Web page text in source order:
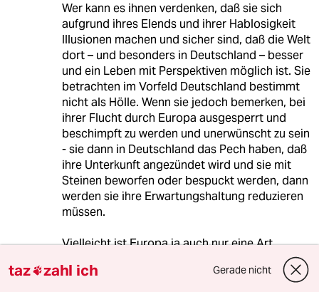
Wer kann es ihnen verdenken, daß sie sich
aufgrund ihres Elends und ihrer Hablosigkeit
Illusionen machen und sicher sind, daß die Welt
dort – und besonders in Deutschland – besser
und ein Leben mit Perspektiven möglich ist. Sie
betrachten im Vorfeld Deutschland bestimmt
nicht als Hölle. Wenn sie jedoch bemerken, bei
ihrer Flucht durch Europa ausgesperrt und
beschimpft zu werden und unerwünscht zu sein
- sie dann in Deutschland das Pech haben, daß
ihre Unterkunft angezündet wird und sie mit
Steinen beworfen oder bespuckt werden, dann
werden sie ihre Erwartungshaltung reduzieren
müssen.
Vielleicht ist Europa ja auch nur eine Art
Vorhölle, die sich um einen Abstieg in finstere
Höllenregionen bewirbt. Die radikale
taz zahl ich Gerade nicht